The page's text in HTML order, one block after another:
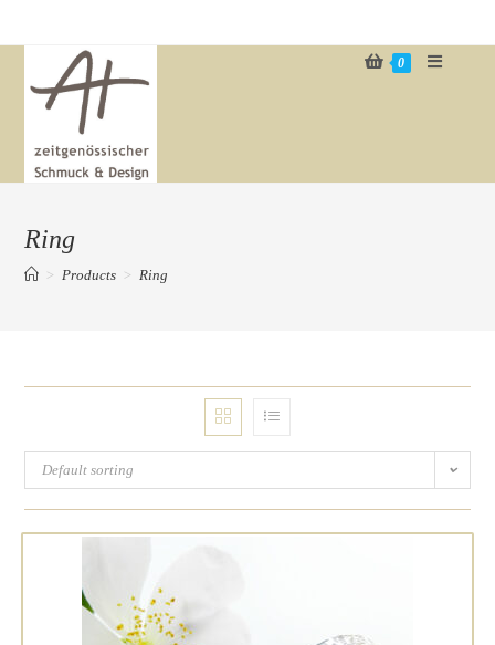
0
Ring
> Products > Ring
Default sorting